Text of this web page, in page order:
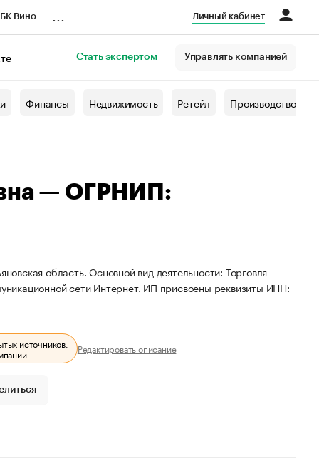
Вино Личный кабинет
Стать экспертом Управлять компанией
Финансы Недвижимость Ретейл Производство
— ОГРНИП:
область. Основной вид деятельности: Торговля
сети Интернет. ИП присвоены реквизиты ИНН:
источников. Редактировать описание